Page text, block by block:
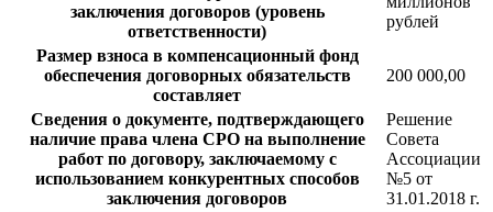
заключения договоров (уровень
ответственности)
рублей
Размер взноса в компенсационный фонд
обеспечения договорных обязательств
составляет
200 000,00
Сведения о документе, подтверждающего
наличие права члена СРО на выполнение
работ по договору, заключаемому с
использованием конкурентных способов
заключения договоров
Решение
Совета
Ассоциации
№5 от
31.01.2018 г.